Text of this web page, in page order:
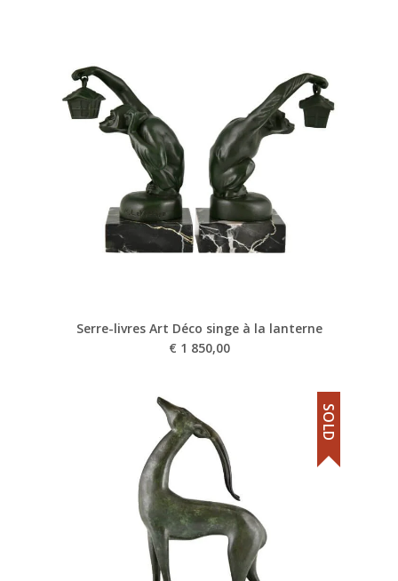
Serre-livres Art Déco singe à la lanterne
€ 1 850,00
SOLD